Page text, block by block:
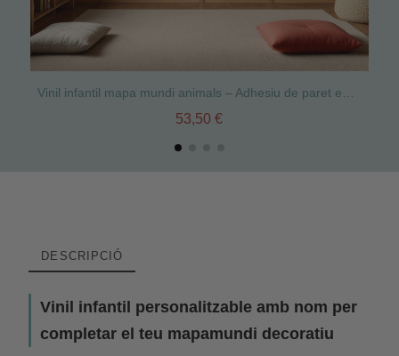
Vinil infantil mapa mundi animals – Adhesiu de paret educatiu i decoratiu per a nadó, nens i escoles
53,50 €
DESCRIPCIÓ
Vinil infantil personalitzable amb nom per
completar el teu mapamundi decoratiu